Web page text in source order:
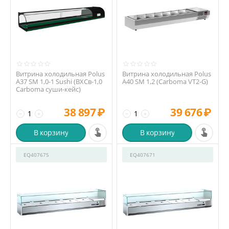
Витрина холодильная Polus
A37 SM 1,0-1 Sushi (ВХСв-1,0
Carboma cуши-кейс)
+
− 38 897₽
В корзину
Витрина холодильная Polus
A40 SM 1,2 (Carboma VT2-G)
+
− 39 676₽
В корзину
EQ407675 EQ407671